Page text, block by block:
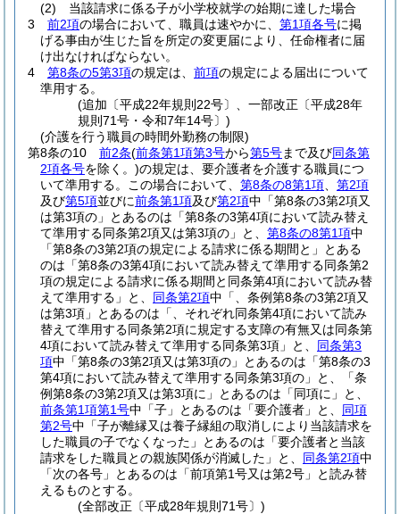
(2)
当該請求に係る子が小学校就学の始期に達した場合
3
前2項の場合において、職員は速やかに、 第1項各号に掲
げる事由が生じた旨を所定の変更届により、任命権者に届
け出なければならない。
4
第8条の5第3項の規定は、 前項の規定による届出について
準用する。
(追加〔平成22年規則22号〕、一部改正〔平成28年
規則71号・令和7年14号〕)
(介護を行う職員の時間外勤務の制限)
第8条の10
前2条(前条第1項第3号から第5号まで及び同条第
2項各号を除く。)の規定は、要介護者を介護する職員につ
いて準用する。
この場合において、 第8条の8第1項
第2項
及び第5項並びに前条第1項及び第2項中「第8条の3第2項又
は第3項の」とあるのは「第8条の3第4項において読み替え
て準用する同条第2項又は第3項の」と、 第8条の8第1項中
「第8条の3第2項の規定による請求に係る期間と」とある
のは「第8条の3第4項において読み替えて準用する同条第2
項の規定による請求に係る期間と同条第4項において読み替
えて準用する」と、 同条第2項中「、条例第8条の3第2項又
は第3項」とあるのは「、それぞれ同条第4項において読み
替えて準用する同条第2項に規定する支障の有無又は同条第
4項において読み替えて準用する同条第3項」と、 同条第3
項中「第8条の3第2項又は第3項の」とあるのは「第8条の3
第4項において読み替えて準用する同条第3項の」と、「条
例第8条の3第2項又は第3項に」とあるのは「同項に」と、
前条第1項第1号中「子」とあるのは「要介護者」と、 同項
第2号中「子が離縁又は養子縁組の取消しにより当該請求を
した職員の子でなくなった」とあるのは「要介護者と当該
請求をした職員との親族関係が消滅した」と、 同条第2項中
「次の各号」とあるのは「前項第1号又は第2号」と読み替
えるものとする。
(全部改正〔平成28年規則71号〕)